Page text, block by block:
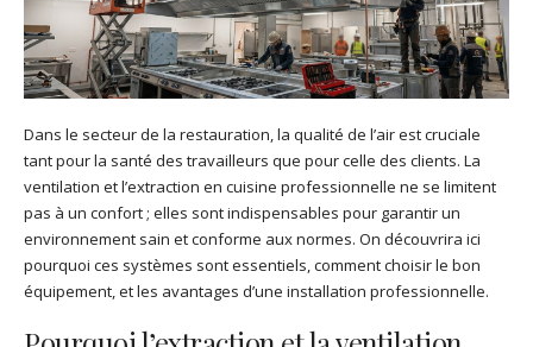
Dans le secteur de la restauration, la qualité de l’air est cruciale
tant pour la santé des travailleurs que pour celle des clients. La
ventilation et l’extraction en cuisine professionnelle ne se limitent
pas à un confort ; elles sont indispensables pour garantir un
environnement sain et conforme aux normes. On découvrira ici
pourquoi ces systèmes sont essentiels, comment choisir le bon
équipement, et les avantages d’une installation professionnelle.